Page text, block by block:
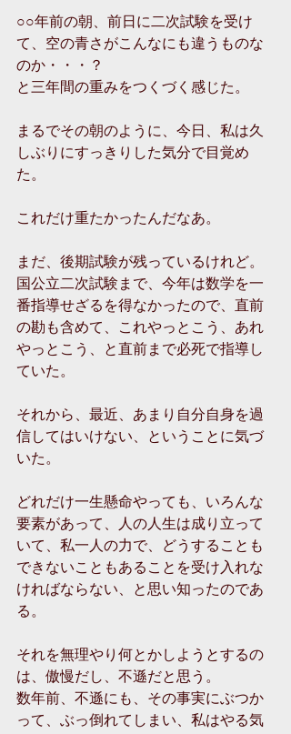
○○年前の朝、前日に二次試験を受け
て、空の青さがこんなにも違うものな
のか・・・？
と三年間の重みをつくづく感じた。
まるでその朝のように、今日、私は久
しぶりにすっきりした気分で目覚め
た。
これだけ重たかったんだなあ。
まだ、後期試験が残っているけれど。
国公立二次試験まで、今年は数学を一
番指導せざるを得なかったので、直前
の勘も含めて、これやっとこう、あれ
やっとこう、と直前まで必死で指導し
ていた。
それから、最近、あまり自分自身を過
信してはいけない、ということに気づ
いた。
どれだけ一生懸命やっても、いろんな
要素があって、人の人生は成り立って
いて、私一人の力で、どうすることも
できないこともあることを受け入れな
ければならない、と思い知ったのであ
る。
それを無理やり何とかしようとするの
は、傲慢だし、不遜だと思う。
数年前、不遜にも、その事実にぶつか
って、ぶっ倒れてしまい、私はやる気